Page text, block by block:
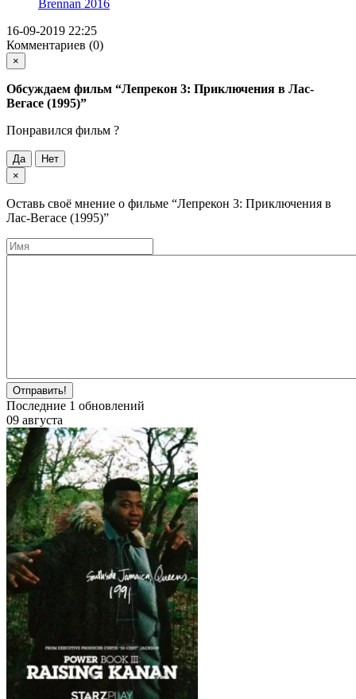
Brennan 2016
16-09-2019 22:25
Комментариев (0)
×
Обсуждаем фильм “Лепрекон 3: Приключения в Лас-
Вегасе (1995)”
Понравился фильм ?
Да
Нет
×
Оставь своё мнение о фильме “Лепрекон 3: Приключения в
Лас-Вегасе (1995)”
Отправить!
Последние 1 обновлений
09 августа